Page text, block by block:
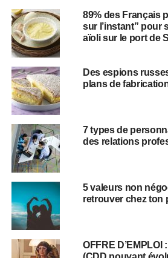
89% des Français
sur l’instant” pour
aïoli sur le port de
Des espions
plans de
7 types de
des relations
5 valeurs non
retrouver chez ton
OFFRE